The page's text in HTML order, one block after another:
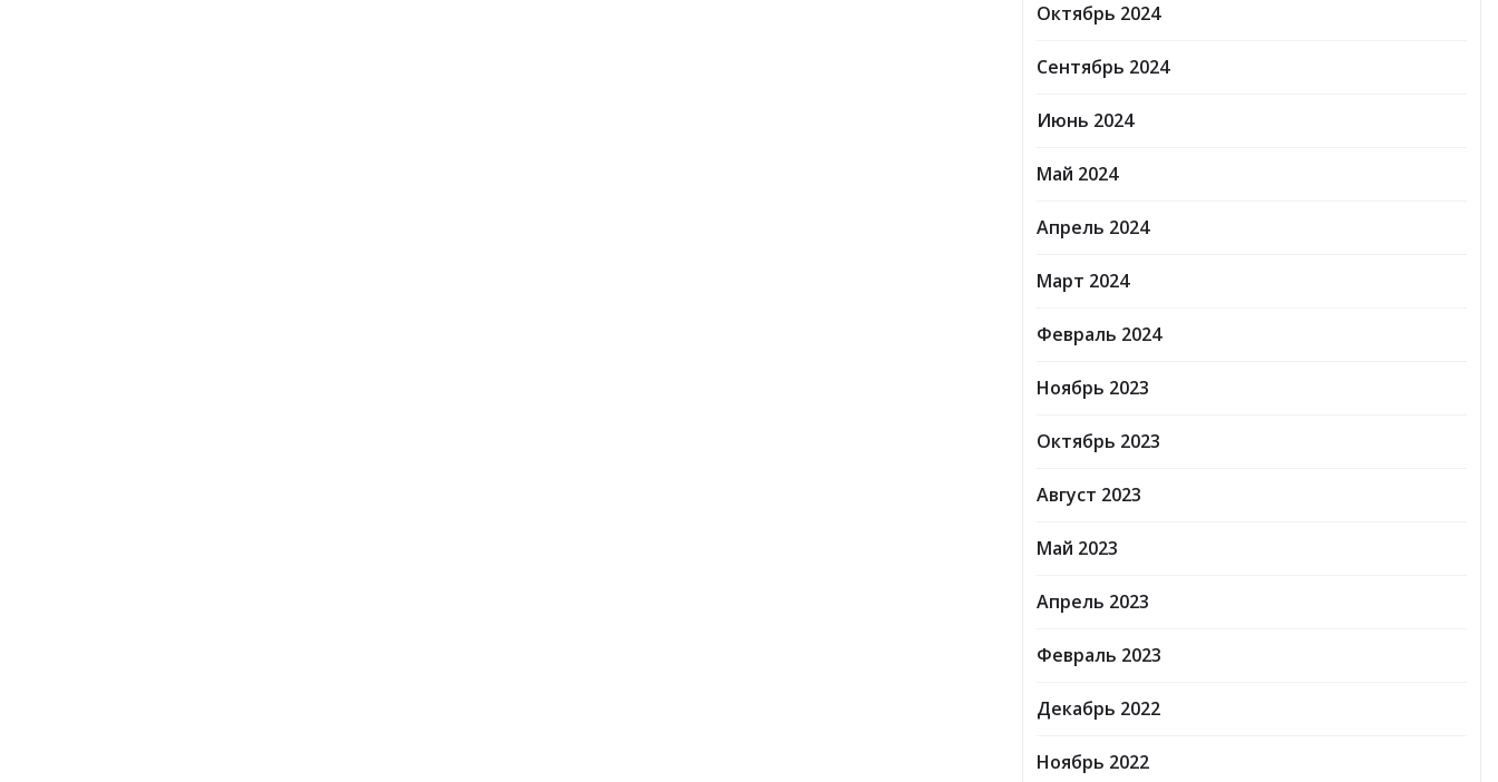
Октябрь 2024
Сентябрь 2024
Июнь 2024
Май 2024
Апрель 2024
Март 2024
Февраль 2024
Ноябрь 2023
Октябрь 2023
Август 2023
Май 2023
Апрель 2023
Февраль 2023
Декабрь 2022
Ноябрь 2022